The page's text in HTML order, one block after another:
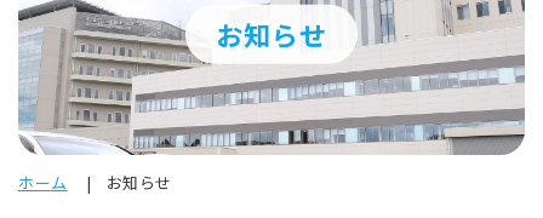
お知らせ
ホーム お知らせ